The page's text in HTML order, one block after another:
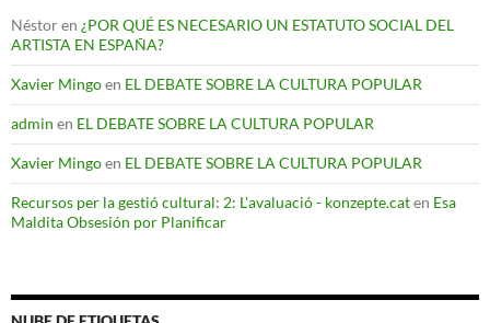
Néstoren ¿POR QUÉ ES NECESARIO UN ESTATUTO SOCIAL DEL
ARTISTA EN ESPAÑA?
Xavier Mingoen EL DEBATE SOBRE LA CULTURA POPULAR
admin en EL DEBATE SOBRE LA CULTURA POPULAR
Xavier Mingoen EL DEBATE SOBRE LA CULTURA POPULAR
Recursos per la gestió cultural: 2: L'avaluació - konzepte.caten Esa
Maldita Obsesión por Planificar